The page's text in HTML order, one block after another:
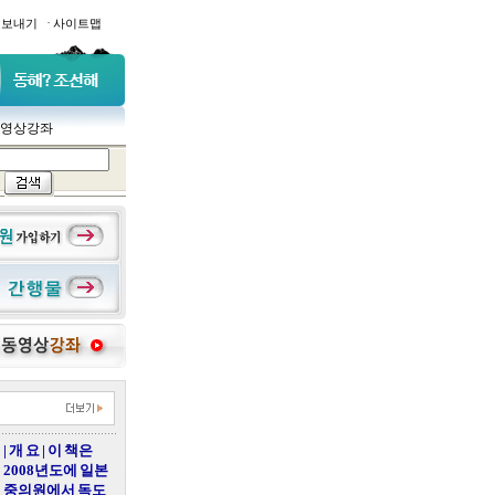
내기 · 사이트맵
상강좌
| 개 요 | 이 책은
2008년도에 일본
중의원에서 독도